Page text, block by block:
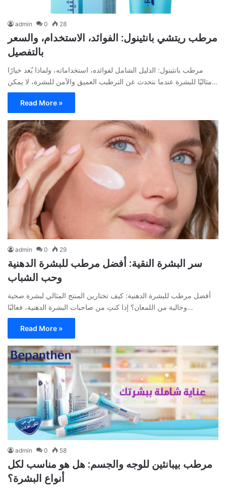
admin 0 28
مرطب ريتشي بانثينول: الفوائد، الاستخدام، والسعر
بالتفصيل
مرطب بانثينول: الدليل الشامل لفوائده، استخداماته، ولماذا يُعد خيارًا
مثاليًا للبشرة عندما نتحدث عن الترطيب العميق والآمن للبشرة، لا يمكن…
Read More »
admin 0 29
سر البشرة النقية: أفضل مرطب للبشرة الدهنية
وحب الشباب
أفضل مرطب للبشرة الدهنية: كيف تختارين المنتج المثالي لبشرة صحية
وخالية من اللمعان؟ إذا كنتِ من صاحبات البشرة الدهنية، فغالبًا…
Read More »
admin 0 58
مرطب بيبانثين للوجه والجسم: هل هو مناسب لكل
أنواع البشرة؟